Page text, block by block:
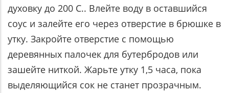
духовку до 200 С.. Влейте воду в оставшийся
соус и залейте его через отверстие в брюшке в
утку. Закройте отверстие с помощью
деревянных палочек для бутербродов или
зашейте ниткой. Жарьте утку 1,5 часа, пока
выделяющийся сок не станет прозрачным.